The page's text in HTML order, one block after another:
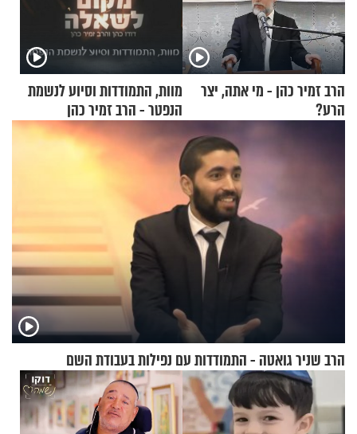
הרב זמיר כהן - מי אתה, יצר
הרע?
מוות, התמודדות וסיוע לנשמת
הנפטר - הרב זמיר כהן
הרב שניר גואטה - התמודדות עם נפילות בעבודת השם